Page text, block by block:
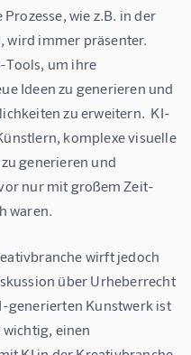
wie z.B. in der
wird immer präsenter.
Tools, um ihre
Ideen zu generieren und
zu erweitern.  KI-
komplexe visuelle
generieren und
nur mit großem Zeit-
waren.
wirft jedoch
über Urheberrecht
generierten Kunstwerk ist
wichtig, einen